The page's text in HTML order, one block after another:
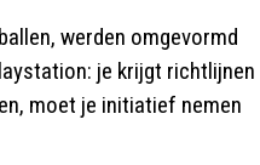
werden omgevormd
je krijgt richtlijnen
moet je initiatief nemen